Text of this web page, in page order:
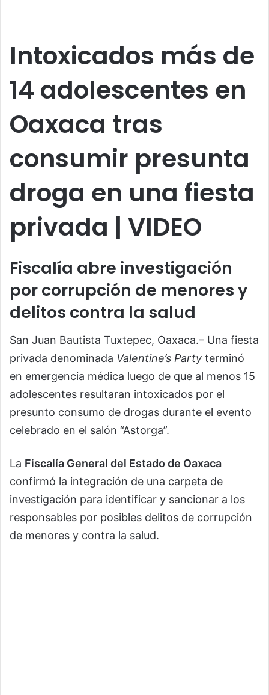
Intoxicados más de
14 adolescentes en
Oaxaca tras
consumir presunta
droga en una fiesta
privada | VIDEO
Fiscalía abre investigación
por corrupción de menores y
delitos contra la salud
San Juan Bautista Tuxtepec, Oaxaca.– Una fiesta
privada denominada Valentine’s Party terminó
en emergencia médica luego de que al menos 15
adolescentes resultaran intoxicados por el
presunto consumo de drogas durante el evento
celebrado en el salón “Astorga”.
La Fiscalía General del Estado de Oaxaca
confirmó la integración de una carpeta de
investigación para identificar y sancionar a los
responsables por posibles delitos de corrupción
de menores y contra la salud.